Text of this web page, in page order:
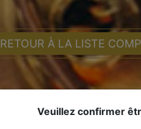
RETOUR À LA LISTE
Veuillez confirmer